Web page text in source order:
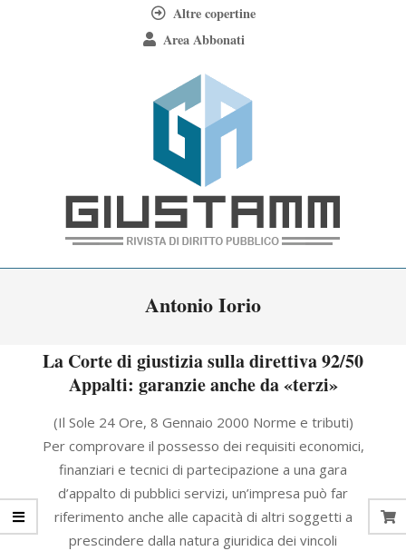
Altre copertine
Area Abbonati
Giustamm
Antonio Iorio
La Corte di giustizia sulla direttiva 92/50
Appalti: garanzie anche da «terzi»
09-
30
(Il Sole 24 Ore, 8 Gennaio 2000 Norme e tributi)
Per comprovare il possesso dei requisiti economici,
finanziari e tecnici di partecipazione a una gara
d’appalto di pubblici servizi, un’impresa può far
riferimento anche alle capacità di altri soggetti a
prescindere dalla natura giuridica dei vincoli